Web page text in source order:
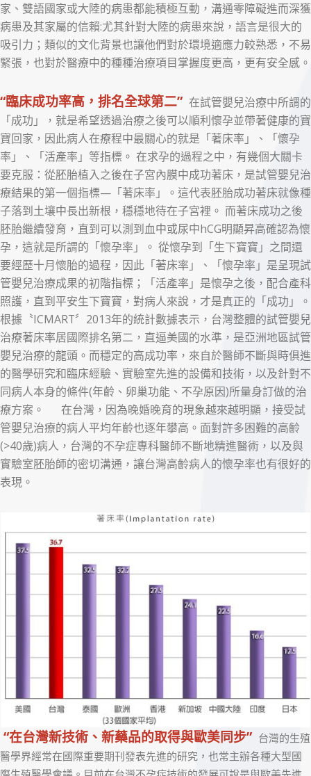
家、雙語國家或大陸的病患都能積極互動，溝通零障礙進而深獲
病患及其家屬的信賴:尤其針對大陸的病患來說，語言是很大的
吸引力；類似的文化背景也讓他們對於環境適應力較熟悉，不易
緊張，也對於醫療中的種種治療項目掌握度更高，更有安全感。
“臨床成功率高，排名全球第二” 在試管嬰兒治療中所謂的
「成功」，就是希望透過治療之後可以順利懷孕並帶著健康的寶
寶回家，因此病人在療程中最關心的就是「著床率」、「懷孕
率」、「活產率」等指標。 在求孕的過程之中，有幾個大關卡
要克服：從胚胎植入之後在子宮內膜中成功著床，是試管嬰兒治
療結果的第一個指標—「著床率」。這代表胚胎成功著床就像種
子落到土壤中長出新根，穩穩地待在子宮裡。 而著床成功之後
胚胎繼續發育，直到可以測到血中或尿中hCG明顯昇高確認為懷
孕，這就是所謂的「懷孕率」。 從懷孕到「生下寶寶」之間還
要經歷十月懷胎的過程，因此「著床率」、「懷孕率」是呈現試
管嬰兒治療成果的初階指標；「活產率」是懷孕之後，配合產科
照護，直到平安生下寶寶，對病人來說，才是真正的「成功」。
根據〝ICMART〞2013年的統計數據表示，台灣整體的試管嬰兒
治療著床率居國際排名第二，直逼美國的水準，是亞洲地區試管
嬰兒治療的龍頭。而穩定的高成功率，來自於醫師不斷與時俱進
的醫學研究和臨床經驗、實驗室先進的設備和技術，以及針對不
同病人本身的條件(年齡、卵巢功能、不孕原因)所量身訂做的治
療方案。
在台灣，因為晚婚晚育的現象越來越明顯，接受試
管嬰兒治療的病人平均年齡也逐年攀高。面對許多困難的高齡
(>40歲)病人，台灣的不孕症專科醫師不斷地精進醫術，以及與
實驗室胚胎師的密切溝通，讓台灣高齡病人的懷孕率也有很好的
表現。
“在台灣新技術、新藥品的取得與歐美同步” 台灣的生殖
醫學界經常在國際重要期刊發表先進的研究，也常主辦各種大型國